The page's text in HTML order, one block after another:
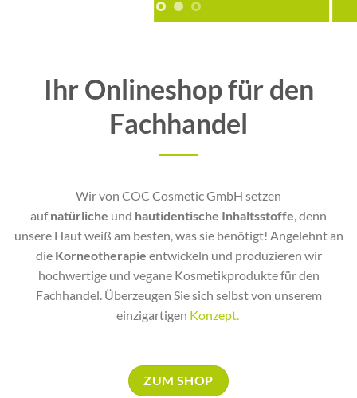
Ihr Onlineshop für den
Fachhandel
Wir von COC Cosmetic GmbH setzen
aufnatürliche und hautidentische Inhaltsstoffe , denn
unsere Haut weiß am besten, was sie benötigt! Angelehnt an
die Korneotherapie entwickeln und produzieren wir
hochwertige und vegane Kosmetikprodukte für den
Fachhandel. Überzeugen Sie sich selbst von unserem
einzigartigen Konzept.
ZUM SHOP